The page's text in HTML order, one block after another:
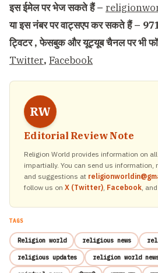
इस ईमेल पर भेज सकते हैं –
या इस नंबर पर वाट्सएप कर सकते हैं –
ट्विटर , फेसबुक और यूट्यूब चैनल पर भी
Twitter, Facebook
RW
Editorial Review Note
Religion World provides information on
impartially. You can send us information,
and suggestions at
follow us on X (Twitter) Facebook , and
TAGS
Religion world religious news
religious updates religion world